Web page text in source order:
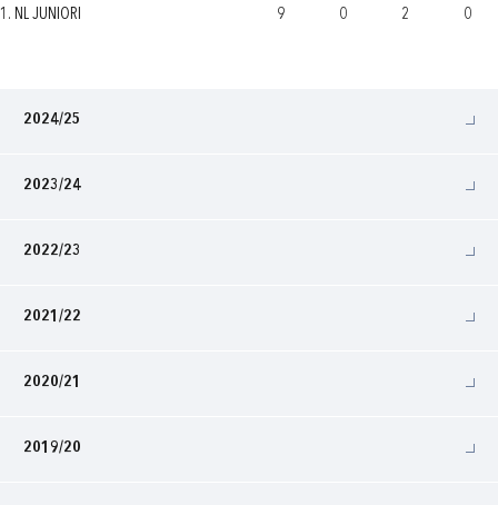
1. NL JUNIORI 9 0 2 0
2024/25
2023/24
2022/23
2021/22
2020/21
2019/20